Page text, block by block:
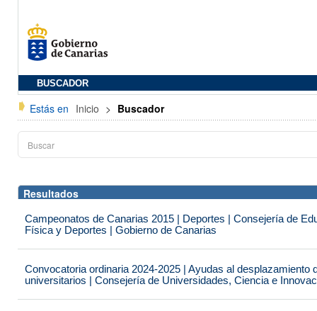
BUSCADOR
Estás en Inicio > Buscador
Resultados
Campeonatos de Canarias 2015 | Deportes | Consejería de
Física y Deportes | Gobierno de Canarias
Convocatoria ordinaria 2024-2025 | Ayudas al desplazamiento
universitarios | Consejería de Universidades, Ciencia e